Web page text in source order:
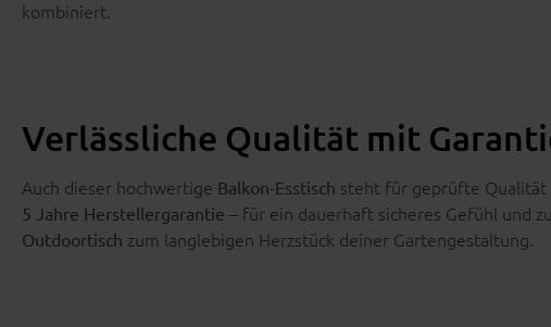
kombiniert.
Verlässliche Qualität mit
Auch dieser hochwertige Balkon-Esstisch steht für geprüfte Qualität
5 Jahre Herstellergarantie – für ein dauerhaft sicheres Gefühl und
Outdoortisch zum langlebigen Herzstück deiner Gartengestaltung.